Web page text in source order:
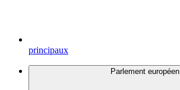
principaux
Parlement européen